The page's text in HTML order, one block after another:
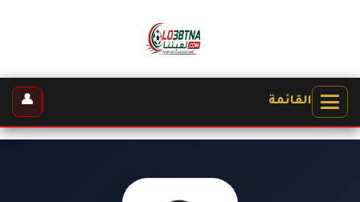
القائمة 👤